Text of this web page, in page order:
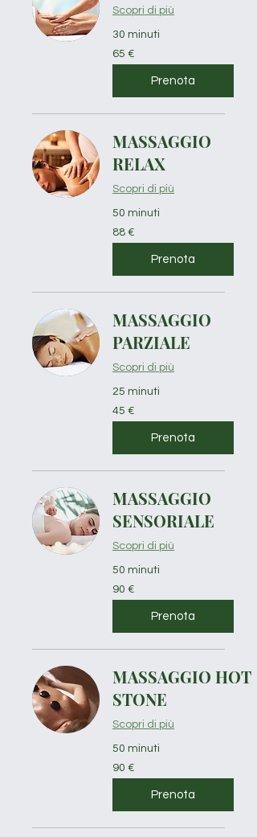
Scopri di più
30 minuti
65
euro
65 €
Prenota
MASSAGGIO
RELAX
Scopri di più
50 minuti
88
euro
88 €
Prenota
MASSAGGIO
PARZIALE
Scopri di più
25 minuti
45
euro
45 €
Prenota
MASSAGGIO
SENSORIALE
Scopri di più
50 minuti
90
euro
90 €
Prenota
MASSAGGIO HOT
STONE
Scopri di più
50 minuti
90
euro
90 €
Prenota